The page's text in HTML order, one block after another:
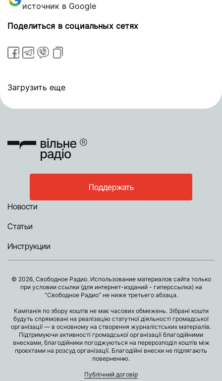
источник в Google
Поделиться в социальных сетях
Загрузить еще
Поддержать
Новости
Статьи
Инструкции
© 2026, Свободное Радио. Использование материалов сайта только
при условии ссылки (для интернет-изданий - гиперссылка) на
“Свободное Радио” не ниже третьего абзаца.
Кампанія по збору коштів не має часових обмежень. Зібрані кошти
будуть спрямовані на реалізацію статутної діяльності громадської
організації — в основному на створення журналістських матеріалів.
Підтримуючи активності громадської організації благодійними
внесками, благодійники погоджуються на перерозподіл коштів між
проєктами на розсуд організації. Благодійні внески не підлягають
поверненню.
Публічний договір